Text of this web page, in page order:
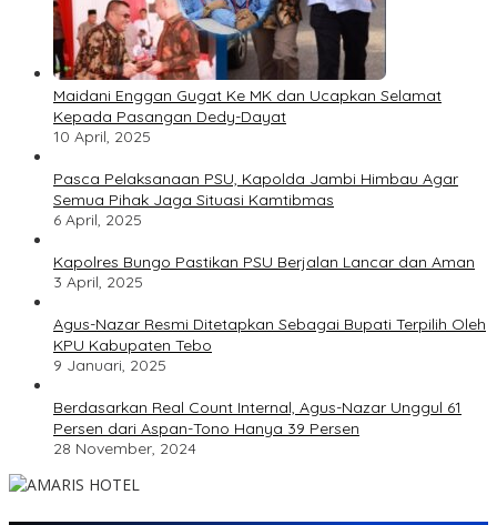
Maidani Enggan Gugat Ke MK dan Ucapkan Selamat
Kepada Pasangan Dedy-Dayat
10 April, 2025
Pasca Pelaksanaan PSU, Kapolda Jambi Himbau Agar
Semua Pihak Jaga Situasi Kamtibmas
6 April, 2025
Kapolres Bungo Pastikan PSU Berjalan Lancar dan Aman
3 April, 2025
Agus-Nazar Resmi Ditetapkan Sebagai Bupati Terpilih Oleh
KPU Kabupaten Tebo
9 Januari, 2025
Berdasarkan Real Count Internal, Agus-Nazar Unggul 61
Persen dari Aspan-Tono Hanya 39 Persen
28 November, 2024